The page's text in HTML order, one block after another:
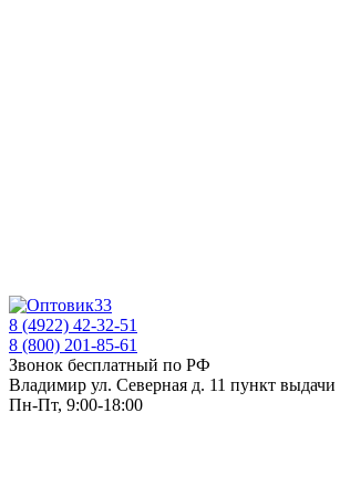
8 (4922) 42-32-51
8 (800) 201-85-61
Звонок бесплатный по РФ
Владимир ул. Северная д. 11 пункт выдачи
Пн-Пт, 9:00-18:00